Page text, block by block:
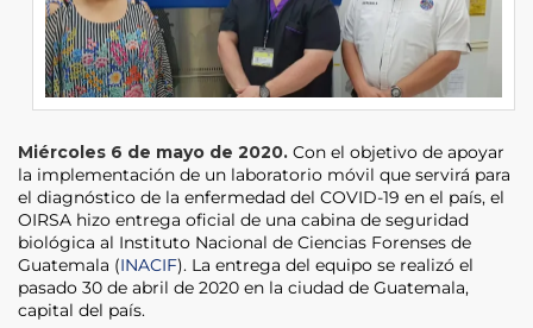
Miércoles 6 de mayo de 2020. Con el objetivo de apoyar
la implementación de un laboratorio móvil que servirá para
el diagnóstico de la enfermedad del COVID-19 en el país, el
OIRSA hizo entrega oficial de una cabina de seguridad
biológica al Instituto Nacional de Ciencias Forenses de
Guatemala (INACIF). La entrega del equipo se realizó el
pasado 30 de abril de 2020 en la ciudad de Guatemala,
capital del país.